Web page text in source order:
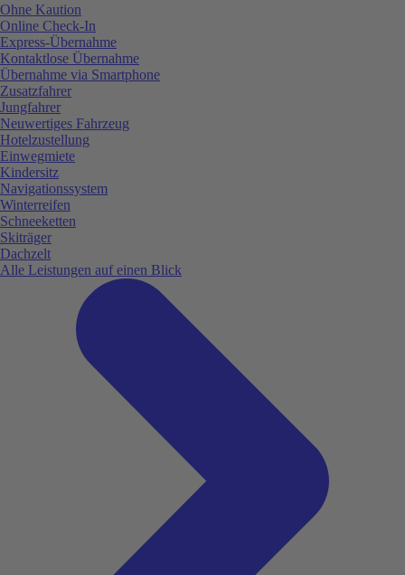
Ohne Kaution
Online Check-In
Express-Übernahme
Kontaktlose Übernahme
Übernahme via Smartphone
Zusatzfahrer
Jungfahrer
Neuwertiges Fahrzeug
Hotelzustellung
Einwegmiete
Kindersitz
Navigationssystem
Winterreifen
Schneeketten
Skiträger
Dachzelt
Alle Leistungen auf einen Blick